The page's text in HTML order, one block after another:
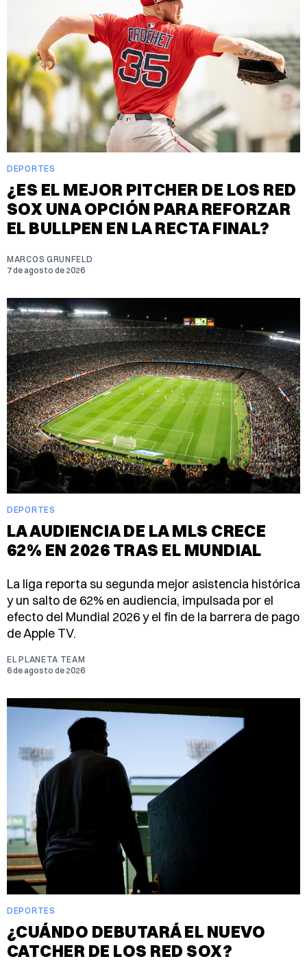
DEPORTES
¿ES EL MEJOR PITCHER DE LOS RED
SOX UNA OPCIÓN PARA REFORZAR
EL BULLPEN EN LA RECTA FINAL?
MARCOS GRUNFELD
7 de agosto de 2026
DEPORTES
LA AUDIENCIA DE LA MLS CRECE
62% EN 2026 TRAS EL MUNDIAL
La liga reporta su segunda mejor asistencia histórica
y un salto de 62% en audiencia, impulsada por el
efecto del Mundial 2026 y el fin de la barrera de pago
de Apple TV.
EL PLANETA TEAM
6 de agosto de 2026
DEPORTES
¿CUÁNDO DEBUTARÁ EL NUEVO
CATCHER DE LOS RED SOX?